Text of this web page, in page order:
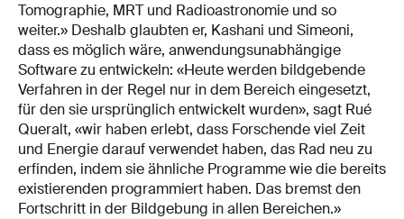
Tomographie, MRT und Radioastronomie und so
weiter.» Deshalb glaubten er, Kashani und Simeoni,
dass es möglich wäre, anwendungsunabhängige
Software zu entwickeln: «Heute werden bildgebende
Verfahren in der Regel nur in dem Bereich eingesetzt,
für den sie ursprünglich entwickelt wurden», sagt Rué
Queralt, «wir haben erlebt, dass Forschende viel Zeit
und Energie darauf verwendet haben, das Rad neu zu
erfinden, indem sie ähnliche Programme wie die bereits
existierenden programmiert haben. Das bremst den
Fortschritt in der Bildgebung in allen Bereichen.»